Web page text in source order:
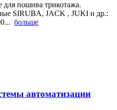
пошива трикотажа.
SIRUBA, JACK , JUKI и др.:
больше
автоматизации